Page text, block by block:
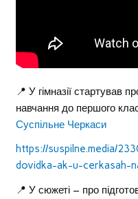
📍 У гімназії стартував
навчання до першого
Суспільне Черкаси
https://suspilne.media/
dovidka-ak-u-cerkasah-
📍 У сюжеті – про